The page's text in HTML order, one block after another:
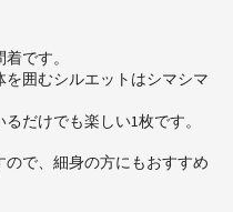
です。
囲むシルエットはシマシマ
だけでも楽しい1枚です。
で、細身の方にもおすすめ